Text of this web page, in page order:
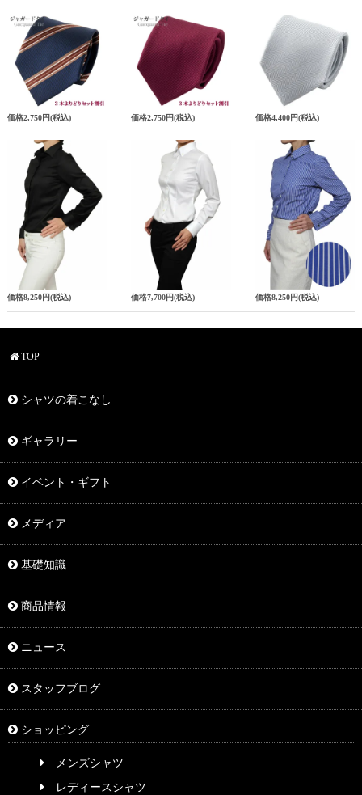
価格2,750円(税込) 価格2,750円(税込) 価格4,400円(税込)
価格8,250円(税込) 価格7,700円(税込) 価格8,250円(税込)
TOP
シャツの着こなし
ギャラリー
イベント・ギフト
メディア
基礎知識
商品情報
ニュース
スタッフブログ
ショッピング
メンズシャツ
レディースシャツ